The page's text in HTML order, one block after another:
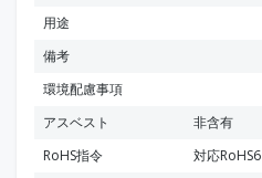
用途
備考
環境配慮事項
アスベスト
非含有
RoHS指令
対応RoHS6